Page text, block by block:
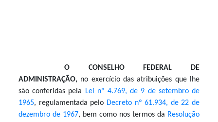
O CONSELHO FEDERAL DE
ADMINISTRAÇÃO, no exercício das atribuições que lhe
são conferidas pela
Lei nº 4.769, de 9 de setembro de
1965, regulamentada pelo Decreto nº 61.934, de 22 de
dezembro de 1967, bem como nos termos da Resolução